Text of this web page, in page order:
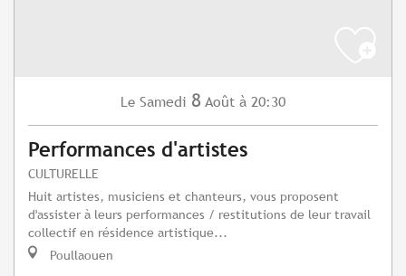
Le Samedi 8 Août à 20:30
Performances d'artistes
CULTURELLE
Huit artistes, musiciens et chanteurs, vous proposent
d'assister à leurs performances / restitutions de leur travail
collectif en résidence artistique...
Poullaouen